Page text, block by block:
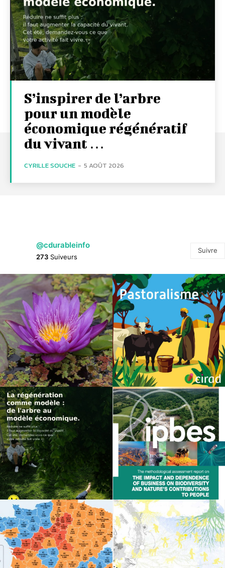
S’inspirer de l’arbre
pour un modèle
économique régénératif
du vivant …
CYRILLE SOUCHE - 5 AOÛT 2026
@cdurableinfo
273 Suiveurs
Suivre